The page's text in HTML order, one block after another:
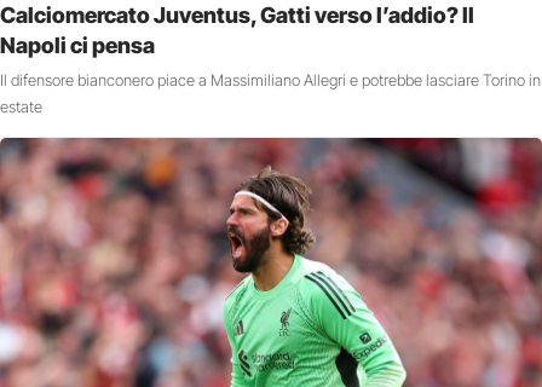
Calciomercato Juventus, Gatti verso l’addio? Il
Napoli ci pensa
Il difensore bianconero piace a Massimiliano Allegri e potrebbe lasciare Torino in
estate